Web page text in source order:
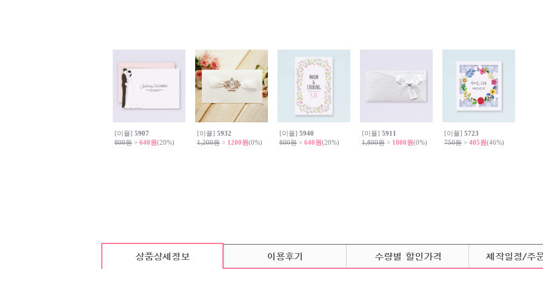
[이플] 5907
800원 > 640원(20%)
[이플] 5932
1,200원 > 1200원(0%)
[이플] 5940
800원 > 640원(20%)
[이플] 5911
1,800원 > 1800원(0%)
[이플] 5723
750원 > 405원(46%)
카드 기본구성